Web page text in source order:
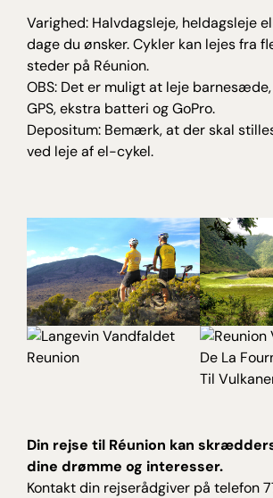
Varighed: Halvdagsleje, heldagsleje
dage du ønsker. Cykler kan lejes fra
steder på Réunion.
OBS: Det er muligt at leje
GPS, ekstra batteri og GoPro.
Depositum: Bemærk, at der skal
ved leje af el-cykel.
Din rejse til Réunion kan
dine drømme og interesser.
Kontakt din rejserådgiver på telefon